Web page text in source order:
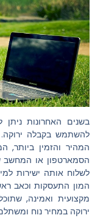
בשנים האחרונות ניתן
להשתמש בקבלה
המהיר והזמין
הסמארטפון או המחשב
לשלוח אותה ישירות
המון התעסקות וכאב
מקצועית ואמינה,
ירוקה במחיר נוח